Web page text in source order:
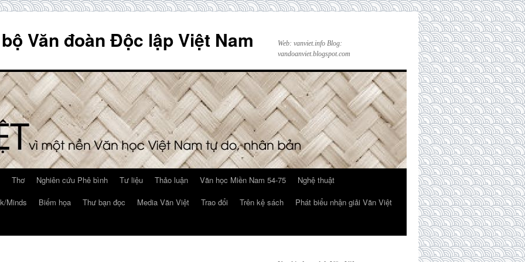
Văn đoàn Độc lập Việt Nam
Web: vanviet.info Blog:
vandoanviet.blogspot.com
Thơ Nghiên cứu Phê bình Tư liệu Thảo luận Văn học Miền Nam 54-75
Nghệ thuật
Minds Biếm họa Thư bạn đọc Media Văn Việt Trao đổi Trên kệ sách
Phát biểu nhận giải Văn Việt